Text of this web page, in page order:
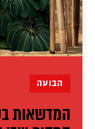
הבועה
המדשאות